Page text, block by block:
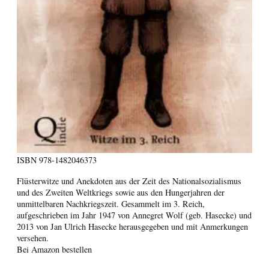
ISBN 978-1482046373
Flüsterwitze und Anekdoten aus der Zeit des Nationalsozialismus
und des Zweiten Weltkriegs sowie aus den Hungerjahren der
unmittelbaren Nachkriegszeit. Gesammelt im 3. Reich,
aufgeschrieben im Jahr 1947 von Annegret Wolf (geb. Hasecke) und
2013 von Jan Ulrich Hasecke herausgegeben und mit Anmerkungen
versehen.
Bei Amazon bestellen